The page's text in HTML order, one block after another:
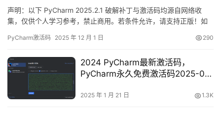
声明：以下 PyCharm 2025.2.1 破解补丁与激活码均源自网络收
集，仅供个人学习参考，禁止商用。若条件允许，请支持正版！如
飙到 2099 年，稳！ 下面用图文一步步带你搞定最新版 PyCharm
能用：https://pan…
PyCharm激活码 2025 年 12 月 1 日 290
2024 PyCharm最新激活码，
PyCharm永久免费激活码2025-01-
2025 年 1 月 21 日 1.3K